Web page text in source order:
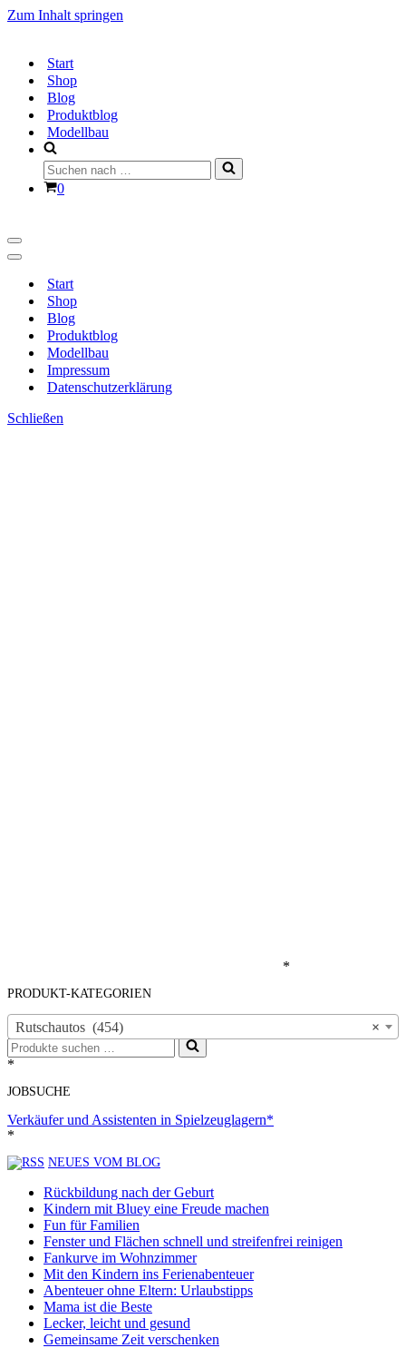
Zum Inhalt springen
Start
Shop
Blog
Produktblog
Modellbau
Suchen
nach …
Warenkorb
0
Navigationsmenü
Navigationsmenü
Start
Shop
Blog
Produktblog
Modellbau
Impressum
Datenschutzerklärung
Schließen
*
PRODUKT-KATEGORIEN
×
Rutschautos (454)
Suchen
nach …
*
JOBSUCHE
Verkäufer und Assistenten in Spielzeuglagern*
*
NEUES VOM BLOG
Rückbildung nach der Geburt
Kindern mit Bluey eine Freude machen
Fun für Familien
Fenster und Flächen schnell und streifenfrei reinigen
Fankurve im Wohnzimmer
Mit den Kindern ins Ferienabenteuer
Abenteuer ohne Eltern: Urlaubstipps
Mama ist die Beste
Lecker, leicht und gesund
Gemeinsame Zeit verschenken